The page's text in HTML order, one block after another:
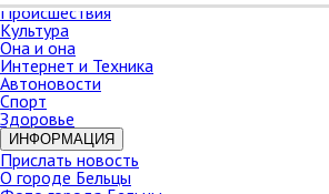
Происшествия
Культура
Она и она
Интернет и Техника
Автоновости
Спорт
Здоровье
ИНФОРМАЦИЯ
Прислать новость
О городе Бельцы